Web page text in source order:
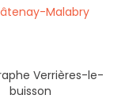
Malabry
Verrières-le-
buisson